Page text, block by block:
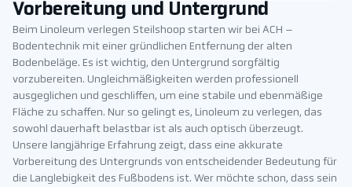
Vorbereitung und Untergrund
Beim Linoleum verlegen Steilshoop starten wir bei ACH –
Bodentechnik mit einer gründlichen Entfernung der alten
Bodenbeläge. Es ist wichtig, den Untergrund sorgfältig
vorzubereiten. Ungleichmäßigkeiten werden professionell
ausgeglichen und geschliffen, um eine stabile und ebenmäßige
Fläche zu schaffen. Nur so gelingt es, Linoleum zu verlegen, das
sowohl dauerhaft belastbar ist als auch optisch überzeugt.
Unsere langjährige Erfahrung zeigt, dass eine akkurate
Vorbereitung des Untergrunds von entscheidender Bedeutung für
die Langlebigkeit des Fußbodens ist. Wer möchte schon, dass sein